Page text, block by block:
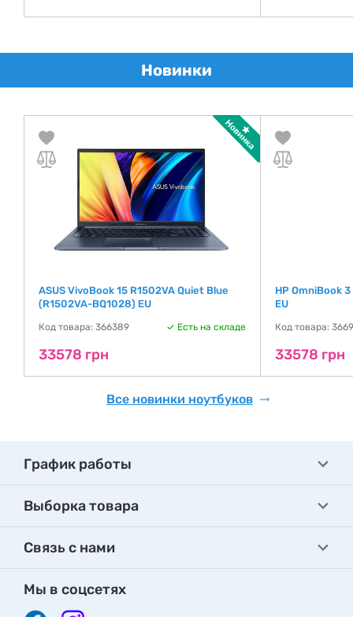
Новинки
ASUS VivoBook 15 R1502VA Quiet Blue
(R1502VA-BQ1028) EU
Код товара: 366389 Есть на складе
33578 грн
HP OmniBook
EU
Код товара:
33578 грн
Все новинки ноутбуков
График работы
Выборка товара
Связь с нами
Мы в соцсетях